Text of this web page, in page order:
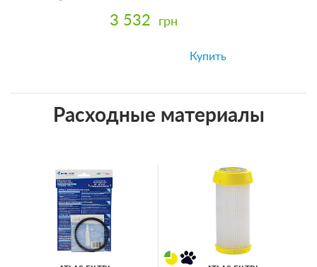
3 532 грн
Купить
Расходные материалы